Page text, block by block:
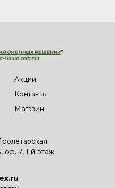
Акции
Контакты
Магазин
оф. 7, 1-й этаж